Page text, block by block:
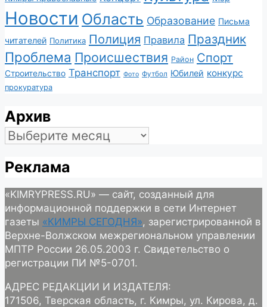
Новости Область Образование Письма
читателей Политика Полиция Правила Праздник
Проблема Происшествия Район Спорт
Строительство Транспорт Фото Футбол Юбилей конкурс
прокуратура
Архив
Архив
Реклама
«KIMRYPRESS.RU» — сайт, созданный для
информационной поддержки в сети Интернет
газеты «КИМРЫ СЕГОДНЯ», зарегистрированной в
Верхне-Волжском межрегиональном управлении
МПТР России 26.05.2003 г. Свидетельство о
регистрации ПИ №5-0701.
АДРЕС РЕДАКЦИИ И ИЗДАТЕЛЯ:
171506, Тверская область, г. Кимры, ул. Кирова, д.